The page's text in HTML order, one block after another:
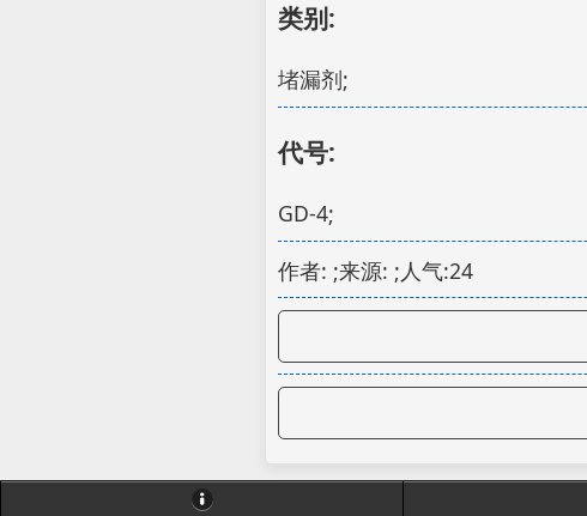
类别:
堵漏剂;
代号:
GD-4;
作者: ;来源: ;人气:24